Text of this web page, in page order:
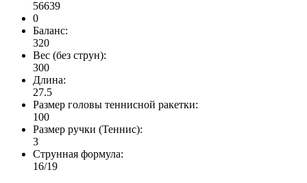
56639
0
Баланс:
320
Вес (без струн):
300
Длина:
27.5
Размер головы теннисной ракетки:
100
Размер ручки (Теннис):
3
Струнная формула:
16/19